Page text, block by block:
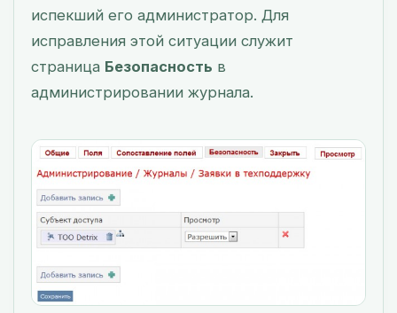
испекший его администратор. Для
исправления этой ситуации служит
страница Безопасность в
администрировании журнала.